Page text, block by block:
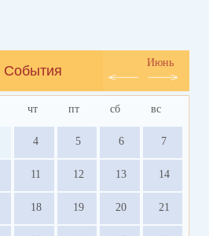
События
Июнь
чт пт сб вс
4 5 6 7
11 12 13 14
18 19 20 21